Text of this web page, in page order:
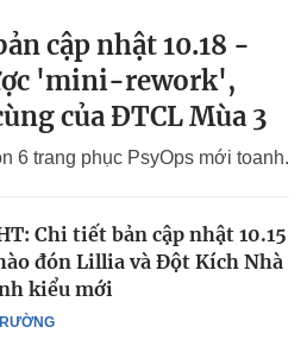
cập nhật 10.18 -
'mini-rework',
của ĐTCL Mùa 3
6 trang phục PsyOps mới toanh.
Chi tiết bản cập nhật 10.15
đón Lillia và Đột Kích Nhà
kiểu mới